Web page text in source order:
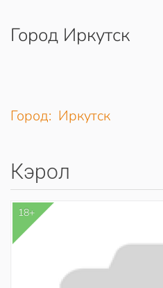
Перейти к содержимому
Город Иркутск
Город: Иркутск
Кэрол
18+